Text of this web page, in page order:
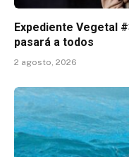
Expediente Vegetal
pasará a todos
2 agosto, 2026